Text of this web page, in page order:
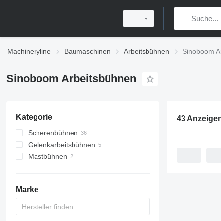
Machineryline Baumaschinen Arbeitsbühnen Sinoboom
Sinoboom Arbeitsbühnen
Kategorie
Scherenbühnen
Gelenkarbeitsbühnen
Mastbühnen
Marke
43